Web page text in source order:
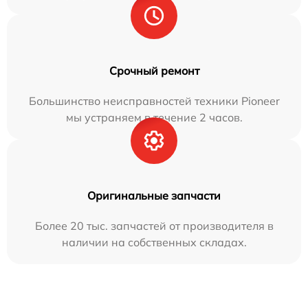
Срочный ремонт
Большинство неисправностей техники Pioneer
мы устраняем в течение 2 часов.
Оригинальные запчасти
Более 20 тыс. запчастей от производителя в
наличии на собственных складах.